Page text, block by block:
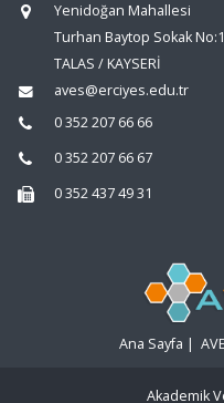
Yenidoğan Mahallesi
Turhan Baytop Sokak
TALAS / KAYSERİ
aves@erciyes.edu.tr
0 352 207 66 66
0 352 207 66 67
0 352 437 49 31
Ana Sayfa |
Akademik